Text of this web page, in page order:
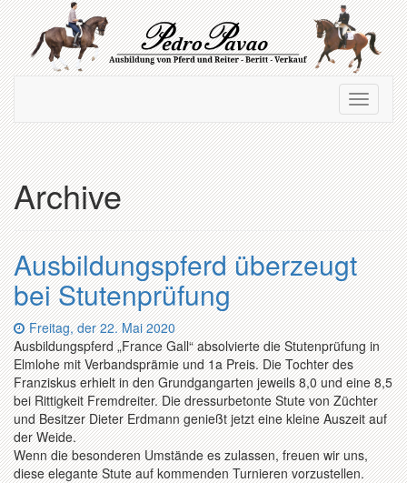
Zum
Hauptinhalt
springen
ein-/
Archive
Ausbildungspferd überzeugt
bei Stutenprüfung
Datum:
Freitag, der 22. Mai 2020
Ausbildungspferd „France Gall“ absolvierte die Stutenprüfung in
Elmlohe mit Verbandsprämie und 1a Preis. Die Tochter des
Franziskus erhielt in den Grundgangarten jeweils 8,0 und eine 8,5
bei Rittigkeit Fremdreiter. Die dressurbetonte Stute von Züchter
und Besitzer Dieter Erdmann genießt jetzt eine kleine Auszeit auf
der Weide.
Wenn die besonderen Umstände es zulassen, freuen wir uns,
diese elegante Stute auf kommenden Turnieren vorzustellen.